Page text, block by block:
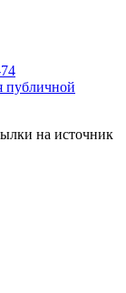
публичной
на источник